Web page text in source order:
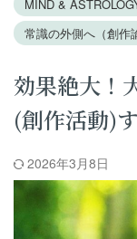
MIND &
常識の外側へ（創作
効果絶大！
(創作活動)
2026年3月8日